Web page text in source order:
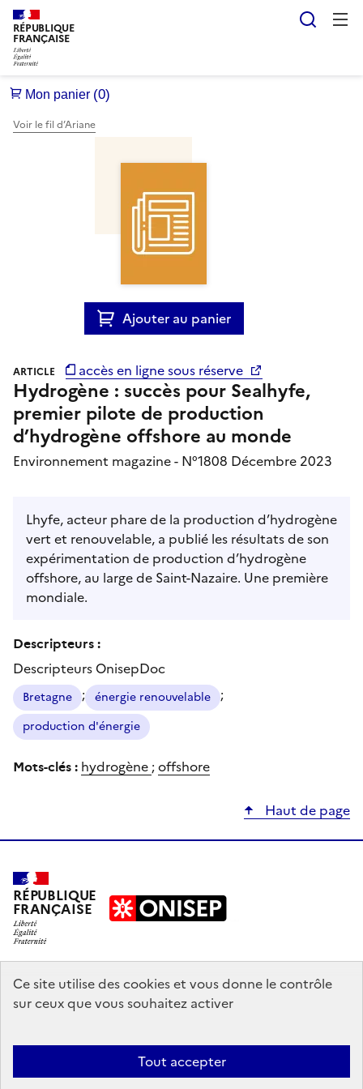
Ce site utilise des cookies et vous donne le contrôle
sur ceux que vous souhaitez activer
Tout accepter
RÉPUBLIQUE
FRANÇAISE
Voir le fil d’Ariane
Ajouter au panier
accès en ligne sous réserve
ARTICLE
Hydrogène : succès pour Sealhyfe,
premier pilote de production
d’hydrogène offshore au monde
Environnement magazine - N°1808 Décembre 2023
Lhyfe, acteur phare de la production d’hydrogène
vert et renouvelable, a publié les résultats de son
expérimentation de production d’hydrogène
offshore, au large de Saint-Nazaire. Une première
mondiale.
Descripteurs :
Descripteurs OnisepDoc
Bretagne ; énergie renouvelable ;
production d'énergie
Mots-clés : hydrogène ;offshore
Haut de page
RÉPUBLIQUE
FRANÇAISE
education.gouv.fr
enseignementsup-recherche.gouv.fr